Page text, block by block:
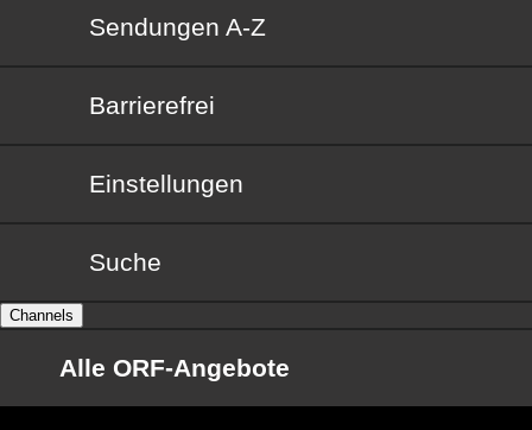
Sendungen von A bis Z
Sendungen A-Z
Barrierefrei
Barrierefrei
Einstellungen
Suche
Channels
Alle ORF-Angebote